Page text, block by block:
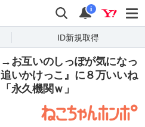
検索 通知
i
ID新規取得
お互いのしっぽが気になっ
いかけっこ』に８万いいね
永久機関ｗ」